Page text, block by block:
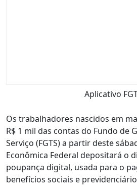
Aplicativo
Os trabalhadores nascidos em
R$ 1 mil das contas do Fundo de
Serviço (FGTS) a partir deste
Econômica Federal depositará o
poupança digital, usada para o
benefícios sociais e